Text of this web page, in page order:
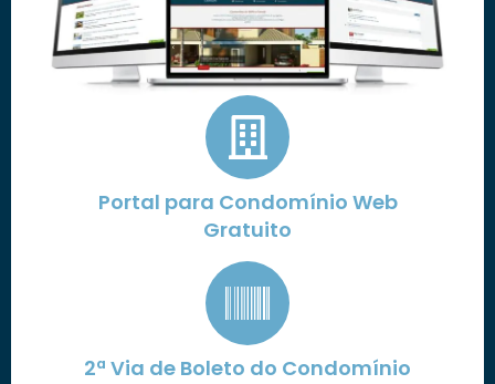
Portal para Condomínio Web
Gratuito
2ª Via de Boleto do Condomínio